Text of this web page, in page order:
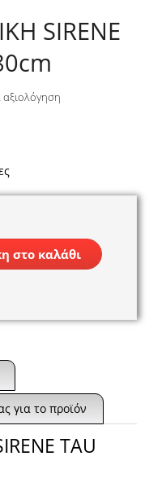
SIRENE
αξιολόγηση
στο καλάθι
για το προϊόν
TAU